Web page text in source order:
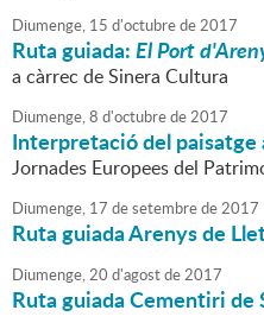
Diumenge, 15 d'octubrede2017
Ruta guiada:El Port
a càrrec de Sinera Cultura
Diumenge,8 d'octubrede2017
Interpretació del paisatge
Jornades Europees del
Diumenge, 17 desetembrede2017
Ruta guiada Arenys de
Diumenge,20 d'agostde2017
Ruta guiada Cementiri de